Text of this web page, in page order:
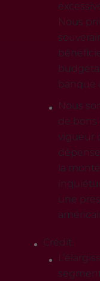
Nous
banque
Nous
de bons
vigueur
la
une
Crédit: